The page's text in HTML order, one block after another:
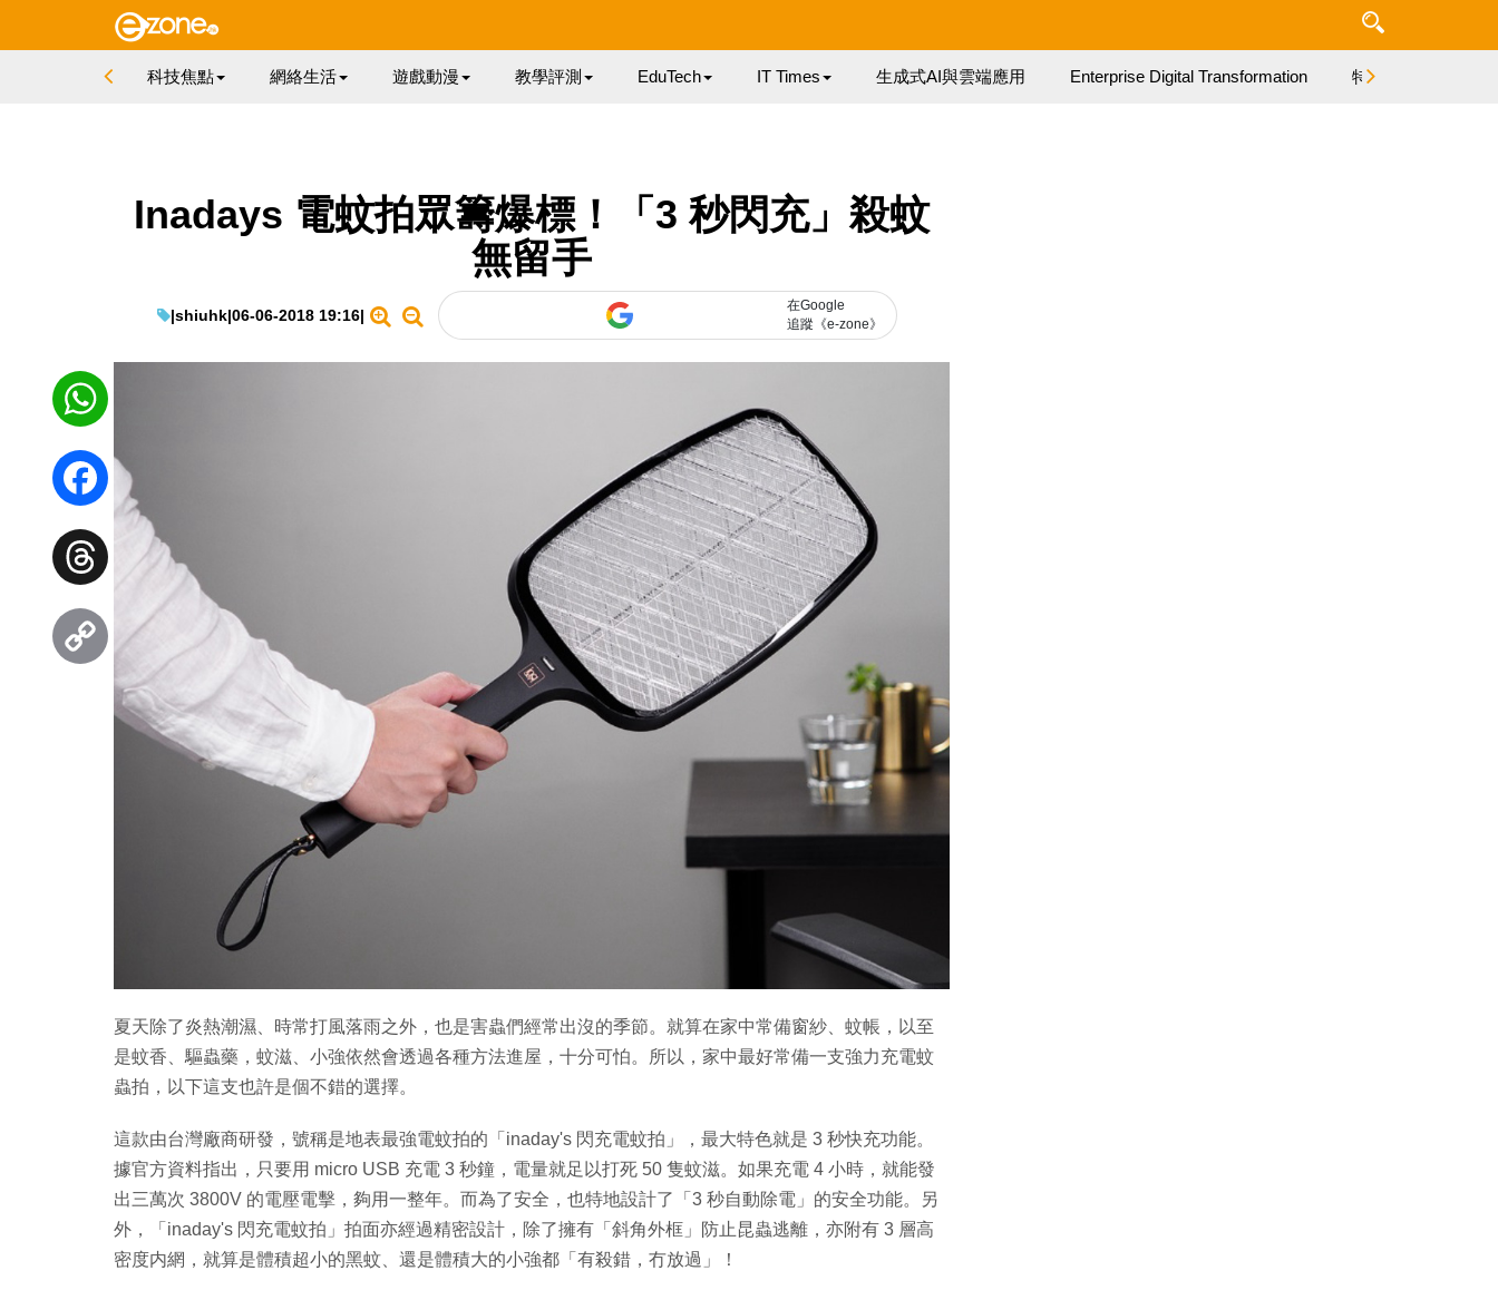
科技焦點 網絡生活 遊戲動漫 教學評測 EduTech IT Times 生成式AI與雲端應用 Enterprise Digital Transformation 特集
Inadays 電蚊拍眾籌爆標！「3 秒閃充」殺蚊
無留手
|shiuhk|06-06-2018 19:16|
在Google
追蹤《e-zone》
夏天除了炎熱潮濕、時常打風落雨之外，也是害蟲們經常出沒的季節。就算在家中常備窗紗、蚊帳，以至
是蚊香、驅蟲藥，蚊滋、小強依然會透過各種方法進屋，十分可怕。所以，家中最好常備一支強力充電蚊
蟲拍，以下這支也許是個不錯的選擇。
這款由台灣廠商研發，號稱是地表最強電蚊拍的「inaday's 閃充電蚊拍」，最大特色就是 3 秒快充功能。
據官方資料指出，只要用 micro USB 充電 3 秒鐘，電量就足以打死 50 隻蚊滋。如果充電 4 小時，就能發
出三萬次 3800V 的電壓電擊，夠用一整年。而為了安全，也特地設計了「3 秒自動除電」的安全功能。另
外，「inaday's 閃充電蚊拍」拍面亦經過精密設計，除了擁有「斜角外框」防止昆蟲逃離，亦附有 3 層高
密度内網，就算是體積超小的黑蚊、還是體積大的小強都「有殺錯，冇放過」！
WhatsApp
Facebook
Threads
Copy